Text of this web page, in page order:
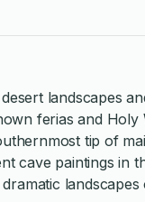
landscapes
ferias and
tip of
paintings